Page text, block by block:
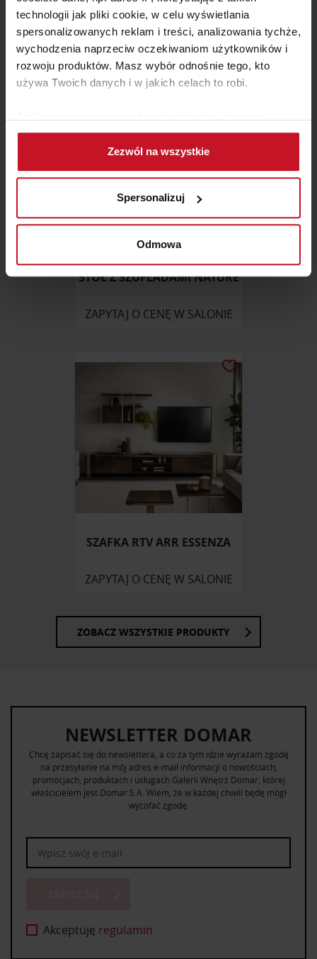
technologii jak pliki cookie, w celu wyświetlania
spersonalizowanych reklam i treści, analizowania tychże,
wychodzenia naprzeciw oczekiwaniom użytkowników i
rozwoju produktów. Masz wybór odnośnie tego, kto
używa Twoich danych i w jakich celach to robi.
Gromadzić dane dotyczące Twojej lokalizacji
geograficznej z dokładnością nawet do kilku metrów
Identyfikować Twoje urządzenie, aktywnie
(fingerprinting, czyli wirtualny odcisk palca)
Dowiedz się więcej odnośnie tego, jak Twoje osobiste
dane są przetwarzane oraz ustaw własne preferencje w
zmienić lub wycofać swoją zgodę w dowolnej chwili.
Wykorzystujemy pliki cookie do spersonalizowania treści
korzystasz z naszej witryny, udostępniamy partnerom
Partnerzy mogą połączyć te informacje z innymi danymi
otrzymanymi od Ciebie lub uzyskanymi podczas
Zezwól na wszystkie
Spersonalizuj
Odmowa
FOTEL BUJANY TORSBY XZ
ZAPYTAJ O CENĘ W SALONIE
STÓŁ Z SZUFLADAMI NATURE
ZAPYTAJ O CENĘ W SALONIE
SZAFKA RTV ARR ESSENZA
ZAPYTAJ O CENĘ W SALONIE
ZOBACZ WSZYSTKIE PRODUKTY
NEWSLETTER DOMAR
Chcę zapisać się do newslettera, a co za tym idzie wyrażam zgodę
na przesyłanie na mój adres e-mail informacji o nowościach,
promocjach, produktach i usługach Galerii Wnętrz Domar, której
właścicielem jest Domar S.A. Wiem, że w każdej chwili będę mógł
wycofać zgodę.
Akceptuję regulamin